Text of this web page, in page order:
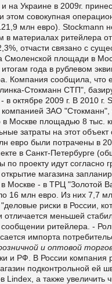
на Украине в 2009г.
совокупная
млн евро). Stockmann
материалах ритейлера
отчасти связано с
Смоленской площади в
года в рублевом
Компания сообщила, что
Стокманн СТП",
в октябре 2009 г. В 2010
ЗАО "Стокманн",
Москве площадью 8 тыс.
затраты на этот
евро были потрачены в
в Санкт-Петербурге
по проекту идут согласно
магазина
Москве - в ТРЦ "Золотой
16 млн евро. Из них
риски в России,
меньшей
сообщении ритейлера. -
импорта
и оптовой
и РФ. В России компания
подконтрольной ей
Lindex, а также